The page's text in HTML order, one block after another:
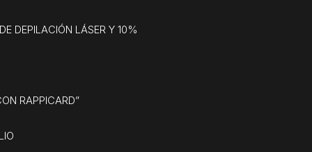
DEPILACIÓN LÁSER Y 10%
RAPPICARD”